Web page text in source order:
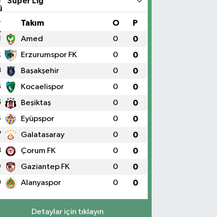
Takım O P
Amed 0 0
Erzurumspor FK 0 0
Başakşehir 0 0
Kocaelispor 0 0
Beşiktaş 0 0
Eyüpspor 0 0
Galatasaray 0 0
Çorum FK 0 0
Gaziantep FK 0 0
Alanyaspor 0 0
Detaylar için tıklayın